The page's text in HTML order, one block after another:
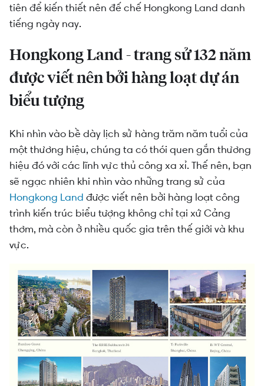
tiên để kiến thiết nên đế chế Hongkong Land danh
tiếng ngày nay.
Hongkong Land - trang sử 132 năm
được viết nên bởi hàng loạt dự án
biểu tượng
Khi nhìn vào bề dày lịch sử hàng trăm năm tuổi của
một thương hiệu, chúng ta có thói quen gắn thương
hiệu đó với các lĩnh vực thủ công xa xỉ. Thế nên, bạn
sẽ ngạc nhiên khi nhìn vào những trang sử của
Hongkong Land được viết nên bởi hàng loạt công
trình kiến trúc biểu tượng không chỉ tại xứ Cảng
thơm, mà còn ở nhiều quốc gia trên thế giới và khu
vực.